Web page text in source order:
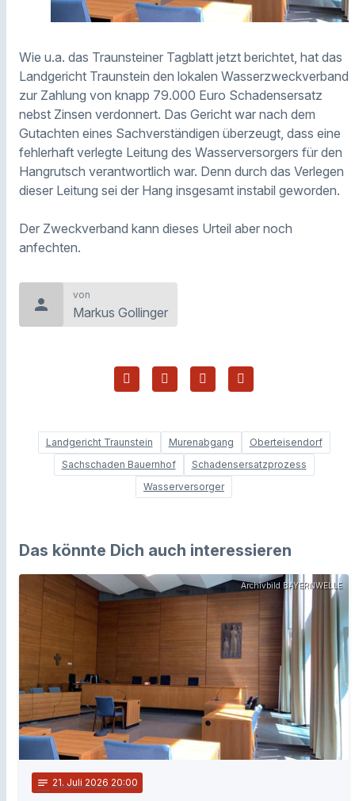
Wie u.a. das Traunsteiner Tagblatt jetzt berichtet, hat das
Landgericht Traunstein den lokalen Wasserzweckverband
zur Zahlung von knapp 79.000 Euro Schadensersatz
nebst Zinsen verdonnert. Das Gericht war nach dem
Gutachten eines Sachverständigen überzeugt, dass eine
fehlerhaft verlegte Leitung des Wasserversorgers für den
Hangrutsch verantwortlich war. Denn durch das Verlegen
dieser Leitung sei der Hang insgesamt instabil geworden.
Der Zweckverband kann dieses Urteil aber noch
anfechten.
person
von
Markus Gollinger
Landgericht Traunstein Murenabgang
Oberteisendorf
Sachschaden Bauernhof
Schadensersatzprozess
Wasserversorger
Das könnte Dich auch interessieren
Archivbild BAYERNWELLE
notes 21. Juli 2026 20:00